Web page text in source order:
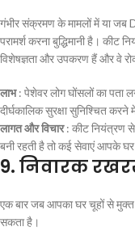
गंभीर संक्रमण के मामलों में या जब
परामर्श करना बुद्धिमानी है।
विशेषज्ञता और उपकरण हैं और वे
लाभ: पेशेवर लोग घोंसलों का पता
दीर्घकालिक सुरक्षा सुनिश्चित
लागत और विचार: कीट नियंत्रण
बनी रहती है तो कई सेवाएं आपके घर
9.निवारक
एक बार जब आपका घर चूहों से मुक्त
सकता है।